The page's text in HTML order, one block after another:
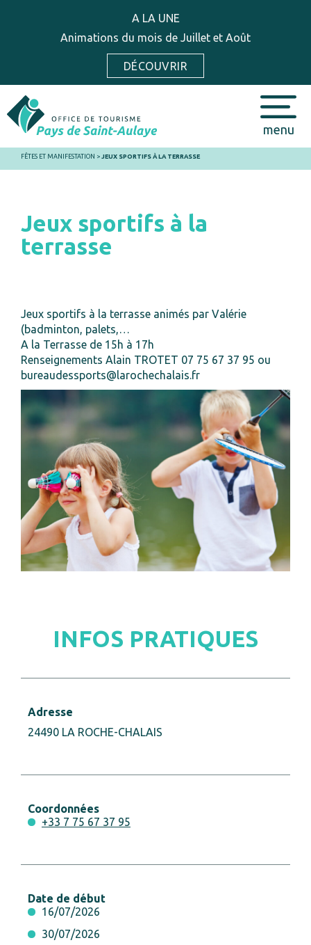
A LA UNE
Animations du mois de Juillet et Août
DÉCOUVRIR
menu
FÊTES ET MANIFESTATION > JEUX SPORTIFS À LA TERRASSE
Jeux sportifs à la
terrasse
Jeux sportifs à la terrasse animés par Valérie
(badminton, palets,…
A la Terrasse de 15h à 17h
Renseignements Alain TROTET 07 75 67 37 95 ou
bureaudessports@larochechalais.fr
INFOS PRATIQUES
Adresse
24490 LA ROCHE-CHALAIS
Coordonnées
+33 7 75 67 37 95
Date de début
16/07/2026
30/07/2026